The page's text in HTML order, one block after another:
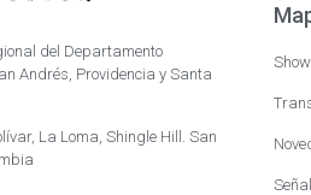
del Departamento
Andrés, Providencia y Santa
La Loma, Shingle Hill. San